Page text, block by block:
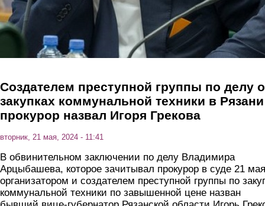
Создателем преступной группы по делу о
закупках коммунальной техники в Рязани
прокурор назвал Игоря Грекова
вторник, 21 мая, 2024 - 11:41
В обвинительном заключении по делу Владимира
Арцыбашева, которое зачитывал прокурор в суде 21
организатором и создателем преступной группы по
коммунальной техники по завышенной цене назван